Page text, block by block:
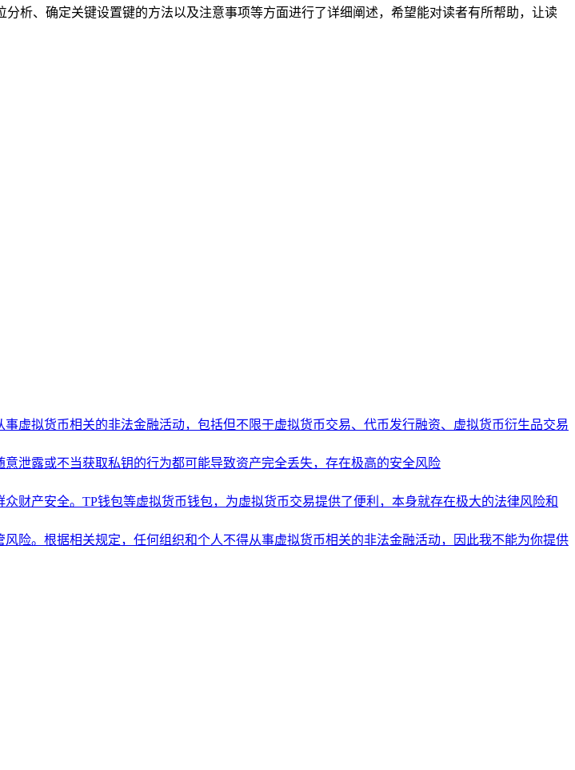
析、确定关键设置键的方法以及注意事项等方面进行了详细阐述，希望能对读者有所帮助，让读
虚拟货币相关的非法金融活动，包括但不限于虚拟货币交易、代币发行融资、虚拟货币衍生品交易
泄露或不当获取私钥的行为都可能导致资产完全丢失，存在极高的安全风险
财产安全。TP钱包等虚拟货币钱包，为虚拟货币交易提供了便利，本身就存在极大的法律风险和
险。根据相关规定，任何组织和个人不得从事虚拟货币相关的非法金融活动，因此我不能为你提供